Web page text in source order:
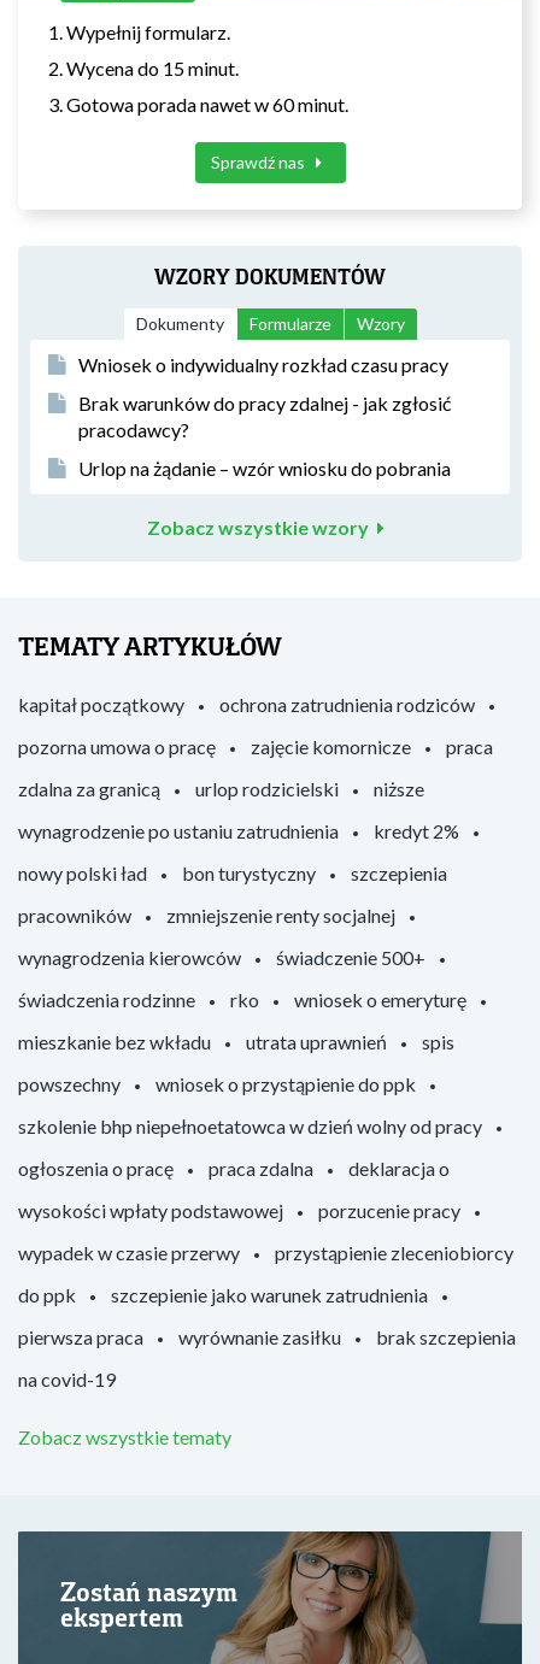
Wypełnij formularz.
Wycena do 15 minut.
Gotowa porada nawet w 60 minut.
Sprawdź nas
WZORY DOKUMENTÓW
Dokumenty Formularze Wzory
Wniosek o indywidualny rozkład czasu pracy
Brak warunków do pracy zdalnej - jak zgłosić
pracodawcy?
Urlop na żądanie – wzór wniosku do pobrania
Zobacz wszystkie wzory
TEMATY ARTYKUŁÓW
kapitał początkowy
ochrona zatrudnienia rodziców
pozorna umowa o pracę
zajęcie komornicze
praca
zdalna za granicą
urlop rodzicielski
niższe
wynagrodzenie po ustaniu zatrudnienia
kredyt 2%
nowy polski ład
bon turystyczny
szczepienia
pracowników
zmniejszenie renty socjalnej
wynagrodzenia kierowców
świadczenie 500+
świadczenia rodzinne
rko
wniosek o emeryturę
mieszkanie bez wkładu
utrata uprawnień
spis
powszechny
wniosek o przystąpienie do ppk
szkolenie bhp niepełnoetatowca w dzień wolny od pracy
ogłoszenia o pracę
praca zdalna
deklaracja o
wysokości wpłaty podstawowej
porzucenie pracy
wypadek w czasie przerwy
przystąpienie zleceniobiorcy
do ppk
szczepienie jako warunek zatrudnienia
pierwsza praca
wyrównanie zasiłku
brak szczepienia
na covid-19
Zobacz wszystkie tematy
Zostań naszym
ekspertem